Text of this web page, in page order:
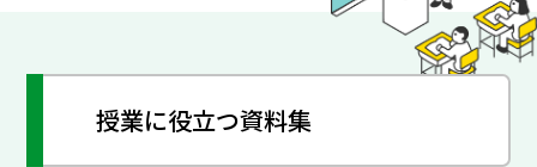
授業に役立つ資料集